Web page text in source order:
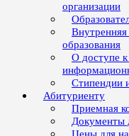
организации
Внутренняя
образования
О доступе
Стипендии
Абитуриенту
Приемная
Документы